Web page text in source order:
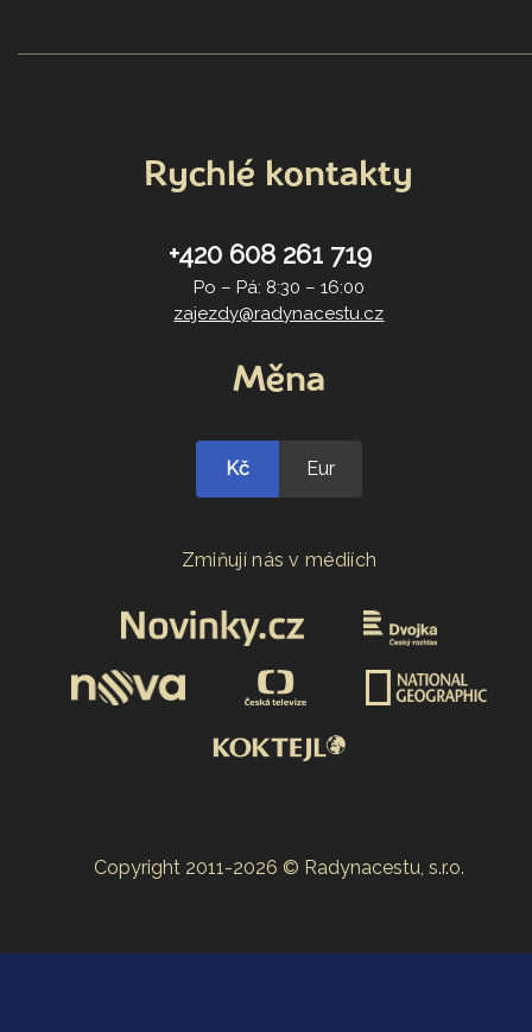
Rychlé kontakty
+420 608 261 719
Po – Pá: 8:30 – 16:00
zajezdy@radynacestu.cz
Měna
Kč Eur
Zmiňují nás v médiích
Copyright 2011-2026 © Radynacestu, s.r.o.